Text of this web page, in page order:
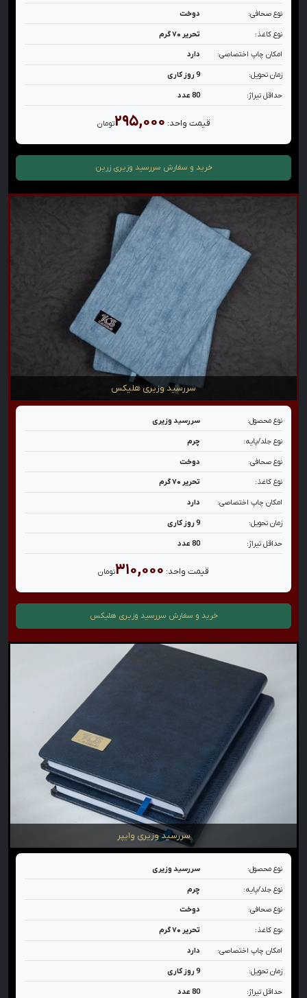
نوع صحافی: دوخت
نوع کاغذ: تحریر ۷۰ گرم
امکان چاپ اختصاصی: دارد
زمان تحویل: 9 روز کاری
حداقل تیراژ: 80 عدد
قیمت واحد: ۲۹۵,۰۰۰تومان
خرید و سفارش سررسید وزیری زرین
سررسید وزیری هلیکس
نوع محصول: سررسید وزیری
نوع جلد/پایه: چرم
نوع صحافی: دوخت
نوع کاغذ: تحریر ۷۰ گرم
امکان چاپ اختصاصی: دارد
زمان تحویل: 9 روز کاری
حداقل تیراژ: 80 عدد
قیمت واحد: ۳۱۰,۰۰۰تومان
خرید و سفارش سررسید وزیری هلیکس
سررسید وزیری وایپر
نوع محصول: سررسید وزیری
نوع جلد/پایه: چرم
نوع صحافی: دوخت
نوع کاغذ: تحریر ۷۰ گرم
امکان چاپ اختصاصی: دارد
زمان تحویل: 9 روز کاری
حداقل تیراژ: 80 عدد